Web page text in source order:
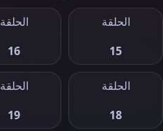
الحلقة
15
الحلقة
16
الحلقة
18
الحلقة
19